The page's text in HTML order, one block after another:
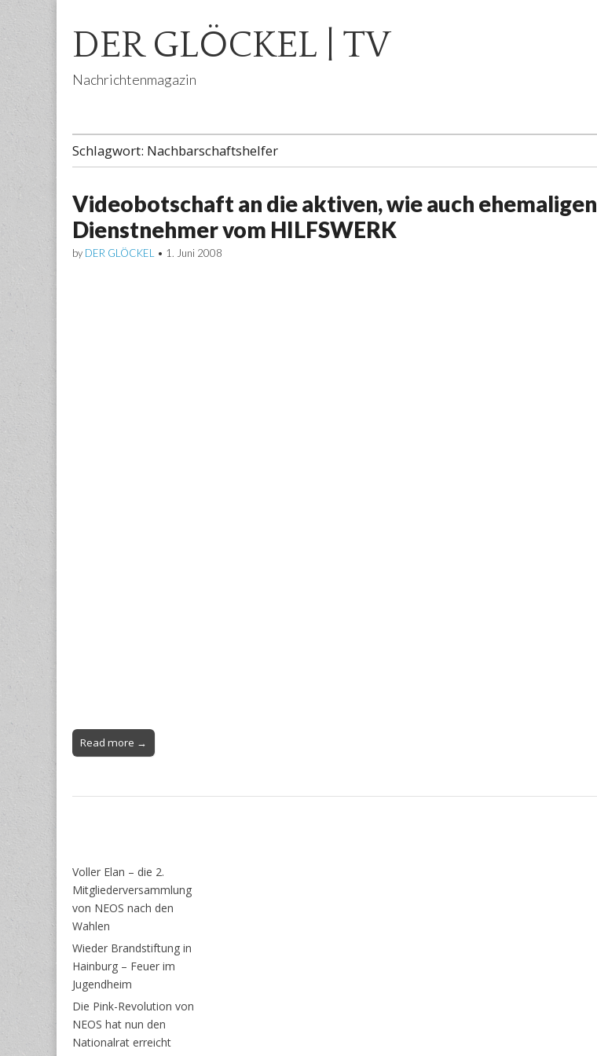
DER GLÖCKEL | TV
Nachrichtenmagazin
menu
content
Schlagwort: Nachbarschaftshelfer
Videobotschaft an die aktiven, wie auch ehemaligen
Dienstnehmer vom HILFSWERK
by DER GLÖCKEL • 1. Juni 2008
Read more →
Voller Elan – die 2.
Mitgliederversammlung
von NEOS nach den
Wahlen
Wieder Brandstiftung in
Hainburg – Feuer im
Jugendheim
Die Pink-Revolution von
NEOS hat nun den
Nationalrat erreicht